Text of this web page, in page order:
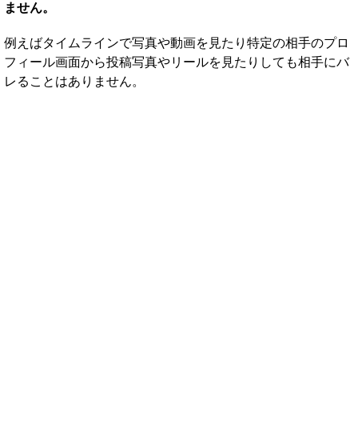
ません。
例えばタイムラインで写真や動画を見たり特定の相手のプロ
フィール画面から投稿写真やリールを見たりしても相手にバ
レることはありません。